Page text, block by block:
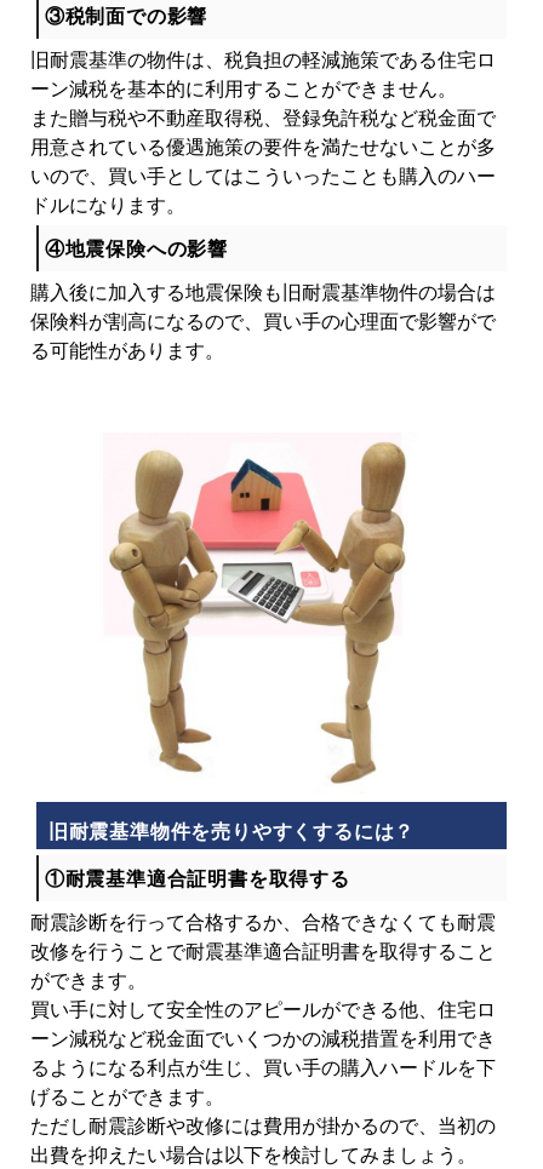
③税制面での影響
旧耐震基準の物件は、税負担の軽減施策である住宅ロ
ーン減税を基本的に利用することができません。
また贈与税や不動産取得税、登録免許税など税金面で
用意されている優遇施策の要件を満たせないことが多
いので、買い手としてはこういったことも購入のハー
ドルになります。
④地震保険への影響
購入後に加入する地震保険も旧耐震基準物件の場合は
保険料が割高になるので、買い手の心理面で影響がで
る可能性があります。
旧耐震基準物件を売りやすくするには？
①耐震基準適合証明書を取得する
耐震診断を行って合格するか、合格できなくても耐震
改修を行うことで耐震基準適合証明書を取得すること
ができます。
買い手に対して安全性のアピールができる他、住宅ロ
ーン減税など税金面でいくつかの減税措置を利用でき
るようになる利点が生じ、買い手の購入ハードルを下
げることができます。
ただし耐震診断や改修には費用が掛かるので、当初の
出費を抑えたい場合は以下を検討してみましょう。